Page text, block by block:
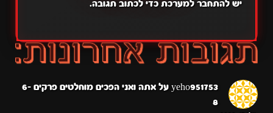
יש להתחבר למערכתכדי לכתוב תגובה.
yeho951753 על
אתה ואני הפכים מוחלטים פרקים 6-
8